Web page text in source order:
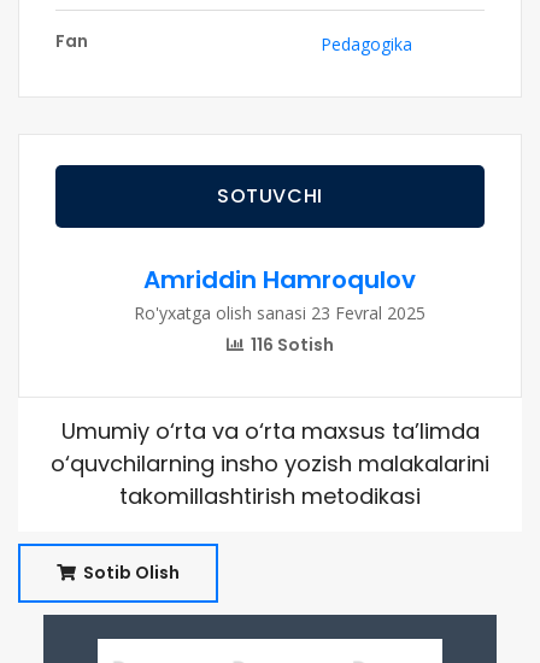
Fan Pedagogika
SOTUVCHI
Amriddin Hamroqulov
Ro'yxatga olish sanasi 23 Fevral 2025
116 Sotish
Umumiy o‘rta va o‘rta maxsus ta’limda
o‘quvchilarning insho yozish malakalarini
takomillashtirish metodikasi
Sotib Olish